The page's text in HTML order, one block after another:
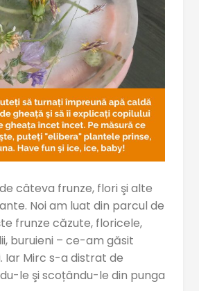
câteva frunze, flori şi alte
Noi am luat din parcul de
frunze căzute, floricele,
buruieni – ce-am găsit
Iar Mirc s-a distrat de
le şi scoțându-le din punga